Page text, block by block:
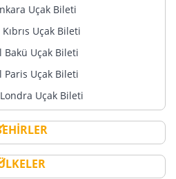
Uçak Bileti
Uçak Bileti
Bakü Uçak Bileti
Paris Uçak Bileti
Uçak Bileti